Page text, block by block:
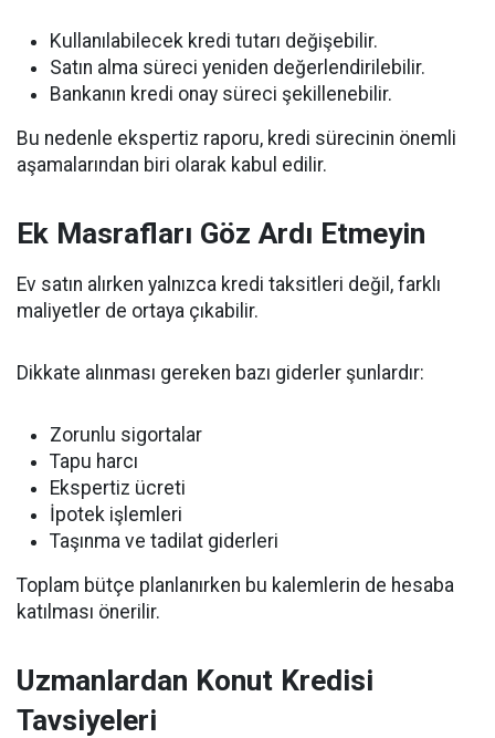
Kullanılabilecek kredi tutarı değişebilir.
Satın alma süreci yeniden değerlendirilebilir.
Bankanın kredi onay süreci şekillenebilir.
Bu nedenle ekspertiz raporu, kredi sürecinin önemli
aşamalarından biri olarak kabul edilir.
Ek Masrafları Göz Ardı Etmeyin
Ev satın alırken yalnızca kredi taksitleri değil, farklı
maliyetler de ortaya çıkabilir.
Dikkate alınması gereken bazı giderler şunlardır:
Zorunlu sigortalar
Tapu harcı
Ekspertiz ücreti
İpotek işlemleri
Taşınma ve tadilat giderleri
Toplam bütçe planlanırken bu kalemlerin de hesaba
katılması önerilir.
Uzmanlardan Konut Kredisi
Tavsiyeleri